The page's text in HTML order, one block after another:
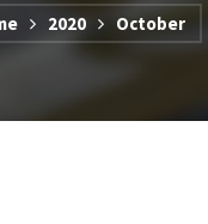
2020 October